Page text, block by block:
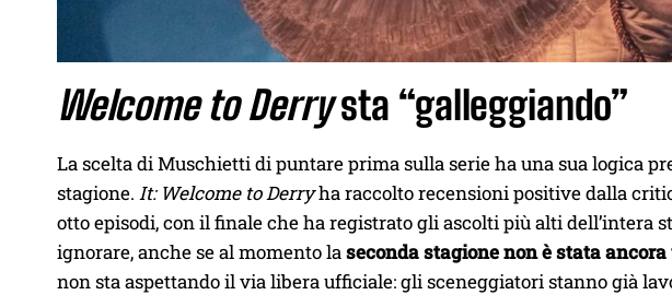
Welcome to Derrysta “galleggiando”
La scelta di Muschietti di puntare prima sulla serie ha una sua logica
stagione. It: Welcome to Derryha raccolto recensioni positive dalla
otto episodi, con il finale che ha registrato gli ascolti più alti dell’intera
ignorare, anche se al momento laseconda stagione non è stata
non sta aspettando il via libera ufficiale: gli sceneggiatori stanno già